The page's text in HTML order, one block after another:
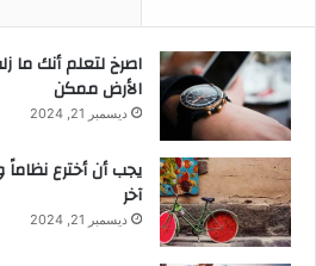
‫اصرخ لتعلم أنك ما
الأرض ممكن
ديسمبر 21, 2024
يجب أن أخترع
آخر
ديسمبر 21, 2024